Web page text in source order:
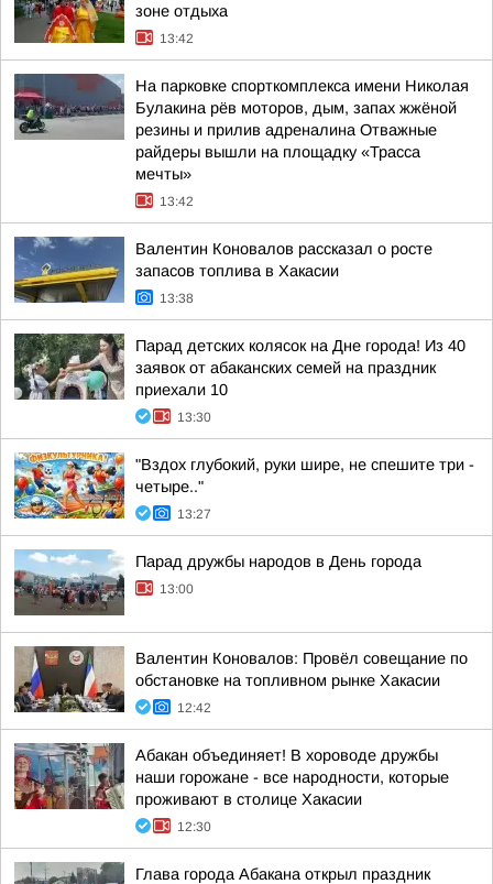
зоне отдыха
13:42
На парковке спорткомплекса имени Николая
Булакина рёв моторов, дым, запах жжёной
резины и прилив адреналина Отважные
райдеры вышли на площадку «Трасса
мечты»
13:42
Валентин Коновалов рассказал о росте
запасов топлива в Хакасии
13:38
Парад детских колясок на Дне города! Из 40
заявок от абаканских семей на праздник
приехали 10
13:30
"Вздох глубокий, руки шире, не спешите три -
четыре.."
13:27
Парад дружбы народов в День города
13:00
Валентин Коновалов: Провёл совещание по
обстановке на топливном рынке Хакасии
12:42
Абакан объединяет! В хороводе дружбы
наши горожане - все народности, которые
проживают в столице Хакасии
12:30
Глава города Абакана открыл праздник